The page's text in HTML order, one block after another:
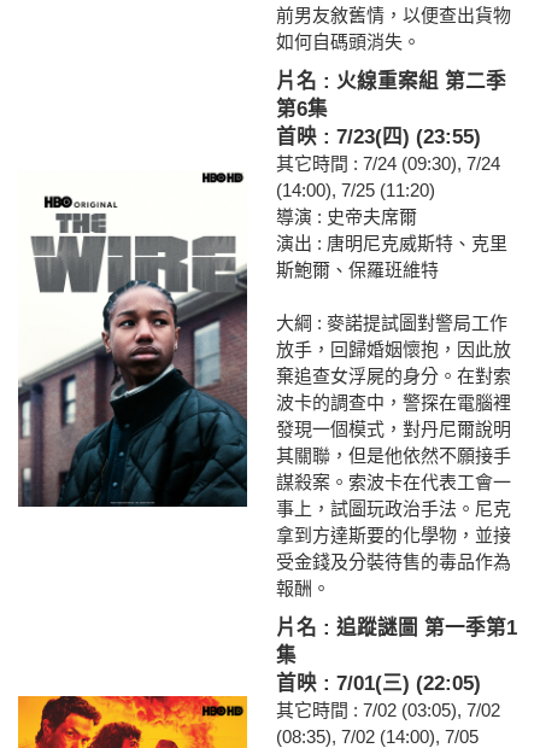
前男友敘舊情，以便查出貨物
如何自碼頭消失。
片名 : 火線重案組 第二季
第6集
首映 : 7/23(四) (23:55)
其它時間 : 7/24 (09:30), 7/24
(14:00), 7/25 (11:20)
導演 : 史帝夫席爾
演出 : 唐明尼克威斯特、克里
斯鮑爾、保羅班維特
大綱 : 麥諾提試圖對警局工作
放手，回歸婚姻懷抱，因此放
棄追查女浮屍的身分。在對索
波卡的調查中，警探在電腦裡
發現一個模式，對丹尼爾說明
其關聯，但是他依然不願接手
謀殺案。索波卡在代表工會一
事上，試圖玩政治手法。尼克
拿到方達斯要的化學物，並接
受金錢及分裝待售的毒品作為
報酬。
片名 : 追蹤謎圖 第一季第1
集
首映 : 7/01(三) (22:05)
其它時間 : 7/02 (03:05), 7/02
(08:35), 7/02 (14:00), 7/05